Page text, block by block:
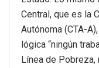
Central, que es la
Autónoma (CTA-
lógica “ningún
Línea de Pobreza,